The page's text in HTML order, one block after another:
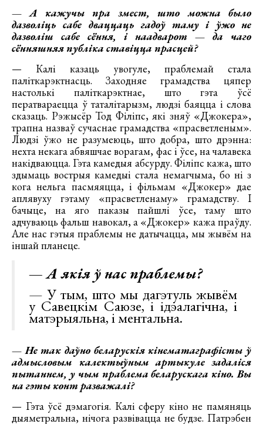
— А кажучы пра змест, што можна было
дазволіць сабе дваццаць гадоў таму і ўжо не
дазволіш сабе сёння, і наадварот — да чаго
сённяшняя публіка ставіцца прасцей?
— Калі казаць увогуле, праблемай стала
паліткарэктнасць. Заходняе грамадства цяпер
настолькі паліткарэктнае, што гэта ўсё
ператвараецца ў таталітарызм, людзі баяцца і слова
сказаць. Рэжысёр Тод Філіпс, які зняў «Джокера»,
трапна назваў сучаснае грамадства «прасветленым».
Людзі ўжо не разумеюць, што добра, што дрэнна:
нехта некага абвяшчае ворагам, фас і ўсе, на чалавека
накідваюцца. Гэта камедыя абсурду. Філіпс кажа, што
здымаць вострыя камедыі стала немагчыма, бо ні з
кога нельга пасмяяцца, і фільмам «Джокер» дае
аплявуху гэтаму «прасветленаму» грамадству. І
бачыце, на яго паказы пайшлі ўсе, таму што
адчуваюць фальш навокал, а «Джокер» кажа праўду.
Але нас гэтыя праблемы не датычацца, мы жывём на
іншай планеце.
— А якія ў нас праблемы?
— У тым, што мы дагэтуль жывём
у Савецкім Саюзе, і ідэалагічна, і
матэрыяльна, і ментальна.
— Не так даўно беларускія кінематаграфісты ў
адмысловым калектыўным артыкуле задаліся
пытаннем, у чым праблема беларускага кіно. Вы
на гэты конт разважалі?
— Гэта ўсё дэмагогія. Калі сферу кіно не памяняць
дыяметральна, нічога развівацца не будзе. Патрэбен